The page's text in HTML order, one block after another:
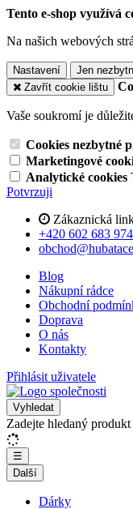
Tento e-shop využívá
Na našich webových
Nastavení Jen
Zavřít cookie lištu
Vaše soukromí je
Cookies nezbytné
Marketingové
Analytické cookies
Potvrzuji
Zákaznická
+420 602 683 974
Blog
Nákupní rádce
Obchodní
Doprava
O nás
Kontakty
Přihlásit uživatele
Vyhledat
Zadejte hledaný produkt
☰
Další
Dárky